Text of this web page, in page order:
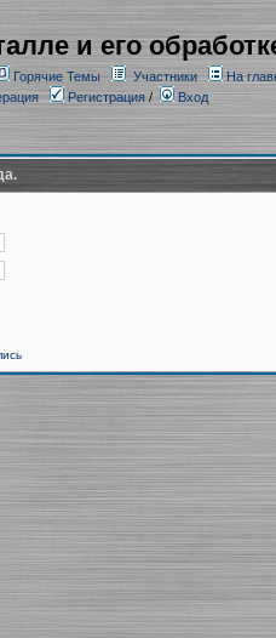
и его
Горячие Темы Участники
На
Регистрация/ Вход